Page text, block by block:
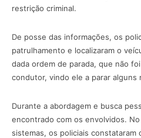
restrição criminal.
De posse das informações, os
patrulhamento e localizaram o
dada ordem de parada, que não
condutor, vindo ele a parar alguns
Durante a abordagem e busca
encontrado com os envolvidos.
sistemas, os policiais constataram